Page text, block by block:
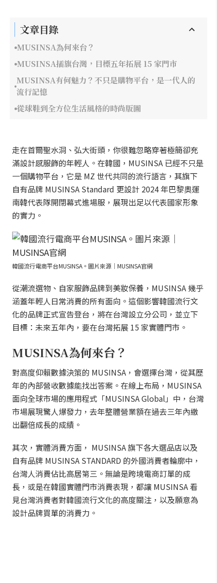
文章目錄
MUSINSA為何來台？
MUSINSA插旗台灣，目標五年拓展 15 家門市
MUSINSA有何魅力？不只是購物平台，是一代人的
流行記憶
從球鞋到全方位生活風格的時尚版圖
走在首爾聖水洞、弘大街頭，你很難忽略穿著極簡卻充
滿設計感服飾的年輕人。在韓國，MUSINSA 已經不只是
一個購物平台，它是 MZ 世代共同的流行語言，其旗下
自有品牌 MUSINSA Standard 更設計 2024 年巴黎奧運
南韓代表隊開閉幕式進場服，展現出足以代表國家形象
的實力。
韓國流行電商平台MUSINSA。圖片來源｜MUSINSA官網
從潮流選物、自家服飾品牌到美妝保養，MUSINSA 幾乎
涵蓋年輕人日常消費的所有面向。這個影響韓國流行文
化的品牌正式宣告登台，將在台灣設立分公司，並立下
目標：未來五年內，要在台灣拓展 15 家實體門市。
MUSINSA為何來台？
對高度仰賴數據決策的 MUSINSA，會選擇台灣，從其歷
年的內部營收數據能找出答案。在線上布局，MUSINSA
面向全球市場的應用程式「MUSINSA Global」中，台灣
市場展現驚人爆發力，去年整體營業額在過去三年內繳
出翻倍成長的成績。
其次，實體消費方面， MUSINSA 旗下各大選品店以及
自有品牌 MUSINSA STANDARD 的外國消費者輪廓中，
台灣人消費佔比高居第三。無論是跨境電商訂單的成
長，或是在韓國實體門市消費表現，都讓 MUSINSA 看
見台灣消費者對韓國流行文化的高度關注，以及願意為
設計品牌買單的消費力。